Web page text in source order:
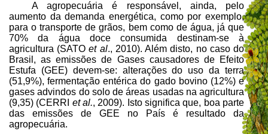
A agropecuária é responsável, ainda, pelo
aumento da demanda energética, como por exemplo,
para o transporte de grãos, bem como de água, já que
70% da água doce consumida destinam-se à
agricultura (SATOet al., 2010). Além disto, no caso do
Brasil, as emissões de Gases causadores de Efeito
Estufa (GEE) devem-se: alterações do uso da terra
(51,9%), fermentação entérica do gado bovino (12%) e
gases advindos do solo de áreas usadas na agricultura
(9,35) (CERRI et al., 2009). Isto significa que, boa parte
das emissões de GEE no País é resultado da
agropecuária.